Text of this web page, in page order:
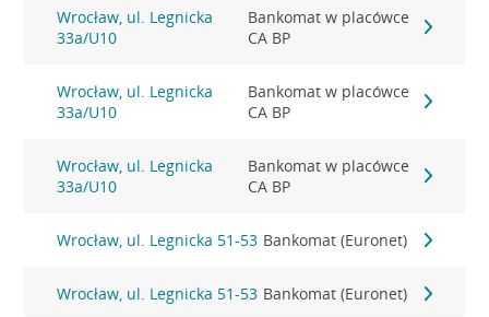
Wrocław, ul. Legnicka
33a/U10
Bankomat w placówce
CA BP
Wrocław, ul. Legnicka
33a/U10
Bankomat w placówce
CA BP
Wrocław, ul. Legnicka
33a/U10
Bankomat w placówce
CA BP
Wrocław, ul. Legnicka 51-53 Bankomat (Euronet)
Wrocław, ul. Legnicka 51-53 Bankomat (Euronet)